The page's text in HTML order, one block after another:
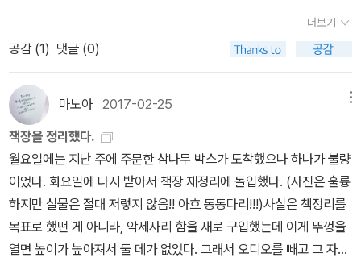
모습과 함께 침묵의 의미에 대해서도 생각했을 것이다. 자신에게 주
어진 시련이 욥의 경우에서처럼 의로움을 드러내기 위한 것인지에 대
해. 자신은 의로운가. 알지 못한다면 스승 예수를 따라야겠다는 생각
에 예수의 길(道)에 대해서도 함께 고민하지 않았을까. 그리고, 그는
선택을 한다. 라삐들이 가르치는 것들을 그는 전혀 입에 담지 않았다.
율법을 날마다 엄중하게 지켜야 한다는 것도, 율법을 날마다 외워야
한다는 것도 강요하지 않았다. 그는 다만 하느님은 외로우시므로 당
신을 사랑하고 찬미해 주기를 기다리신다고 했다. 하느님은 보호자가
필요 없는 훌륭한 학자나 제사장들, 혼자서도 잘 살아갈 수 있는 선인
善人이 아니라 아이를 잃은 어머니처럼 울면서 외롭게 걷고 있는 사
람을 찾고 계시다고 했다(p253)... 라삐은 황당무계한 꿈같은 예수의
우리는 이 늪지대에 그리스도교라는 묘목을 심은 거야. _ 엔도 슈사
쿠, <침묵> , p152/206 죽음보다 더한 고통에서 벗어나길 원하지
로드리고는 결심하고 바로 이 순간, 로드리고는 자신의 기도에 대한
답을 듣는다. 침묵이 깨진 것이다. '밝아도 좋다. 네 발은 지금 아플 것
이다. 오늘까지 내 얼굴을 밟았던 인단들과 똑같이 아플 것이다. 하지
만 그 발의 아픔만으로 이제는 충분하다. 나는 너희의 아픔과 고통을
함께 나누겠다. 그것 때문에 내가 존재하니까.' '주여, 당신이 언제나
침묵하고 계시는 것을 원망하고 있었습니다.' '나는 침묵하고 있었던
게 아니다. 함께 고통을 나누고 있었을 뿐.' '그러나 당신은 유다에게
가라고 말씀하셨습니다. '가라. 가서 네가 할 일을 이루어라'라고 말씀
트웨어 개발과 관련한 전문용어가 일반인에겐 폭포수 수준으로 쏟아
지기 때문이다. 사실 용어를 완전히 이해하는 게 책을 읽는데 꼭 필요
한 건 아니지만 그렇다고 용어를 무시하면 해당 문장을 제대로 알지
도 못하고 다음으로 넘어가야 하는 걸 의미하니. 이 진입장벽 때문에
나는 <갈라테아 2,2> 정말 재미있는 책의 별점을, 야박하더라도 하
나 깎아버리고 말았다. 밤새도록 기계한테 모차르트의 클라리넷 협주
곡을 들려주는 괴짜 과학자가 AI 기계 스스로 석사 시험 수준의 에세
이를 쓸 수 있게 만든다는 내기를 한다. 우리가 만일 꿈을 이룬다면 그
게 언제나 좋은 것일까? 꿈을 이룰지도 모른다는 공포를 가지고 있는
더보기
공감 (1) 댓글 (0)
마노아2017-02-25
책장을 정리했다.
월요일에는 지난 주에 주문한 삼나무 박스가 도착했으나 하나가 불량
이었다. 화요일에 다시 받아서 책장 재정리에 돌입했다. (사진은 훌륭
하지만 실물은 절대 저렇지 않음!! 아흐 동동다리!!!)사실은 책정리를
목표로 했떤 게 아니라, 악세사리 함을 새로 구입했는데 이게 뚜껑을
열면 높이가 높아져서 둘 데가 없었다. 그래서 오디오를 빼고 그 자리